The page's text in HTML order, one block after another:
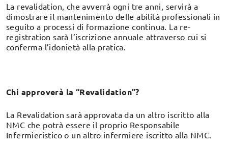
La revalidation, che avverrà ogni tre anni, servirà a
dimostrare il mantenimento delle abilità professionali in
seguito a processi di formazione continua. La re-
registration sarà l’iscrizione annuale attraverso cui si
conferma l’idonietà alla pratica.
Chi approverà la “Revalidation”?
La Revalidation sarà approvata da un altro iscritto alla
NMC che potrà essere il proprio Responsabile
Infermieristico o un altro infermiere iscritto alla NMC.